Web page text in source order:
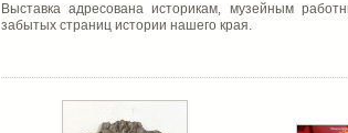
Выставка адресована историкам, музейным
забытых страниц истории нашего края.